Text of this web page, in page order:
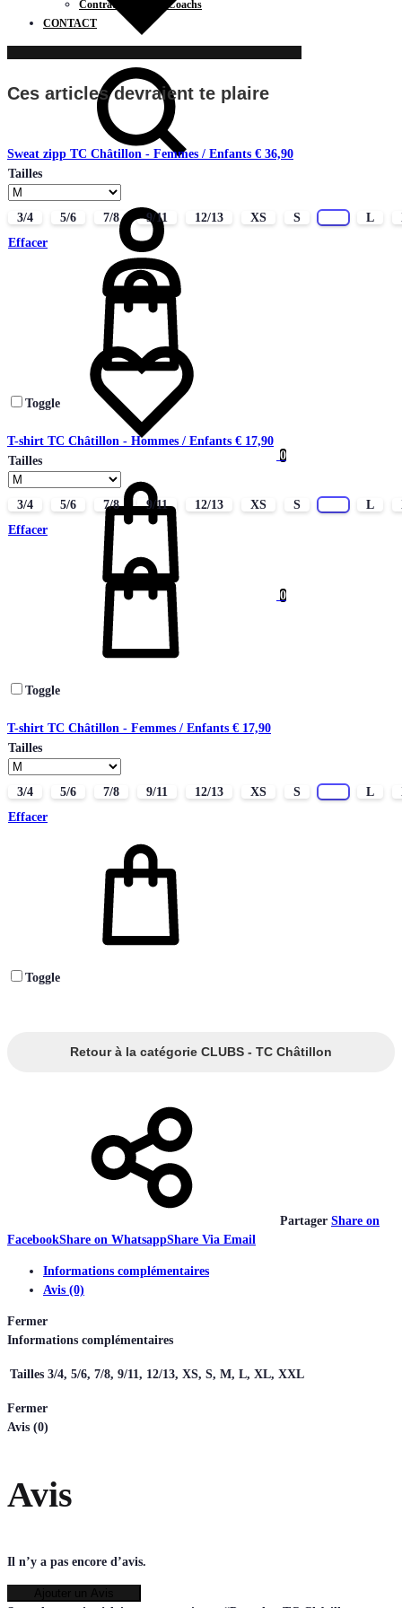
Contrats Joueurs / Coachs
CONTACT
vous
0
0
Ces articles devraient te plaire
Sweat zipp TC Châtillon - Femmes / Enfants € 36,90
Tailles
3/4 5/6 7/8 9/11 12/13 XS S L
Effacer
Toggle
T-shirt TC Châtillon - Hommes / Enfants € 17,90
Tailles
3/4 5/6 7/8 9/11 12/13 XS S L
Effacer
Toggle
T-shirt TC Châtillon - Femmes / Enfants € 17,90
Tailles
3/4 5/6 7/8 9/11 12/13 XS S L
Effacer
Toggle
Retour à la catégorie CLUBS - TC Châtillon
Partager Share on
FacebookShare on WhatsappShare Via Email
Informations complémentaires
Avis (0)
Fermer
Informations complémentaires
Tailles 3/4, 5/6, 7/8, 9/11, 12/13, XS, S, M, L, XL, XXL
Fermer
Avis (0)
Avis
Il n’y a pas encore d’avis.